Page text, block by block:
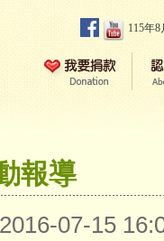
115年
報導
07-15